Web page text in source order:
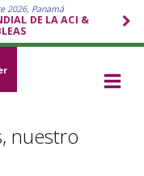
2026, Panamá
DE LA ACI &
nuestro